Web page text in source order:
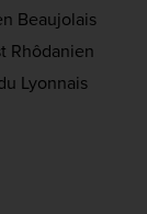
Beaujolais
Rhôdanien
Lyonnais